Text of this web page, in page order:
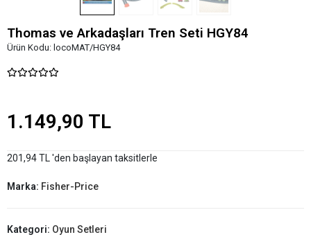
Thomas ve Arkadaşları Tren Seti HGY84
Ürün Kodu: locoMAT/HGY84
1.149,90 TL
201,94 TL 'den başlayan taksitlerle
Marka: Fisher-Price
Kategori: Oyun Setleri